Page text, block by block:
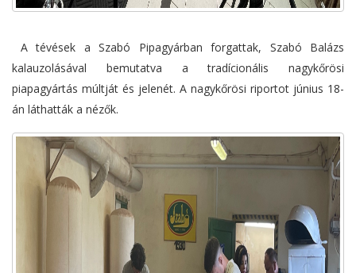
A tévések a Szabó Pipagyárban forgattak, Szabó Balázs
kalauzolásával bemutatva a tradícionális nagykőrösi
piapagyártás múltját és jelenét. A nagykőrösi riportot június 18-
án láthatták a nézők.